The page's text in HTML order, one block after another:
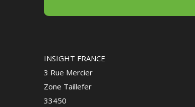
INSIGHT FRANCE
3 Rue Mercier
Zone Taillefer
33450